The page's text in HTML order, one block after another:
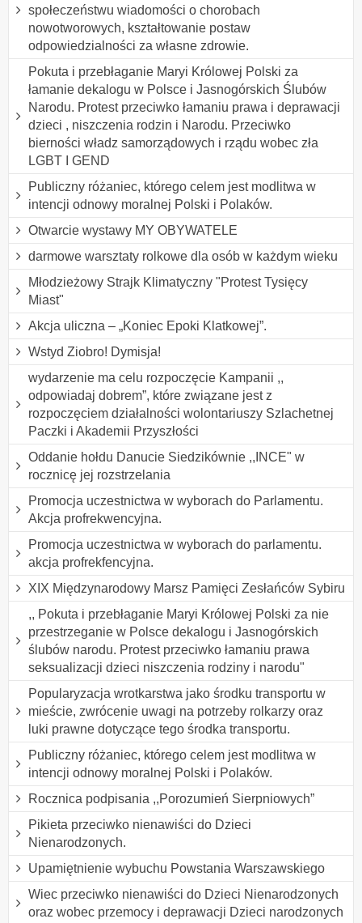
społeczeństwu wiadomości o chorobach
nowotworowych, kształtowanie postaw
odpowiedzialności za własne zdrowie.
Pokuta i przebłaganie Maryi Królowej Polski za
łamanie dekalogu w Polsce i Jasnogórskich Ślubów
Narodu. Protest przeciwko łamaniu prawa i deprawacji
dzieci , niszczenia rodzin i Narodu. Przeciwko
bierności władz samorządowych i rządu wobec zła
LGBT I GEND
Publiczny różaniec, którego celem jest modlitwa w
intencji odnowy moralnej Polski i Polaków.
Otwarcie wystawy MY OBYWATELE
darmowe warsztaty rolkowe dla osób w każdym wieku
Młodzieżowy Strajk Klimatyczny "Protest Tysięcy
Miast"
Akcja uliczna – „Koniec Epoki Klatkowej”.
Wstyd Ziobro! Dymisja!
wydarzenie ma celu rozpoczęcie Kampanii ,,
odpowiadaj dobrem”, które związane jest z
rozpoczęciem działalności wolontariuszy Szlachetnej
Paczki i Akademii Przyszłości
Oddanie hołdu Danucie Siedzikównie ,,INCE" w
rocznicę jej rozstrzelania
Promocja uczestnictwa w wyborach do Parlamentu.
Akcja profrekwencyjna.
Promocja uczestnictwa w wyborach do parlamentu.
akcja profrekfencyjna.
XIX Międzynarodowy Marsz Pamięci Zesłańców Sybiru
,, Pokuta i przebłaganie Maryi Królowej Polski za nie
przestrzeganie w Polsce dekalogu i Jasnogórskich
ślubów narodu. Protest przeciwko łamaniu prawa
seksualizacji dzieci niszczenia rodziny i narodu"
Popularyzacja wrotkarstwa jako środku transportu w
mieście, zwrócenie uwagi na potrzeby rolkarzy oraz
luki prawne dotyczące tego środka transportu.
Publiczny różaniec, którego celem jest modlitwa w
intencji odnowy moralnej Polski i Polaków.
Rocznica podpisania ,,Porozumień Sierpniowych”
Pikieta przeciwko nienawiści do Dzieci
Nienarodzonych.
Upamiętnienie wybuchu Powstania Warszawskiego
Wiec przeciwko nienawiści do Dzieci Nienarodzonych
oraz wobec przemocy i deprawacji Dzieci narodzonych